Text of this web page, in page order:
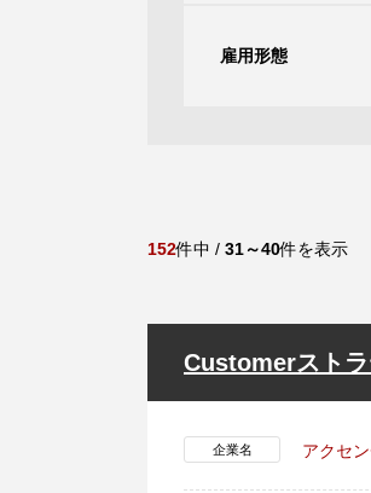
雇用形態
152件中 / 31～40件を表示
Customerストラ
企業名 アクセ